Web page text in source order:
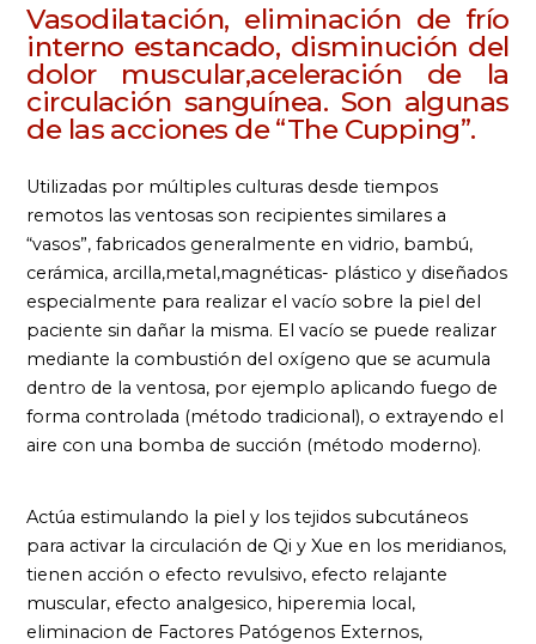
Vasodilatación, eliminación de frío
interno estancado, disminución del
dolor muscular,aceleración de la
circulación sanguínea. Son algunas
de las acciones de “The Cupping”.
Utilizadas por múltiples culturas desde tiempos
remotos las ventosas son recipientes similares a
“vasos”, fabricados generalmente en vidrio, bambú,
cerámica, arcilla,metal,magnéticas- plástico y diseñados
especialmente para realizar el vacío sobre la piel del
paciente sin dañar la misma. El vacío se puede realizar
mediante la combustión del oxígeno que se acumula
dentro de la ventosa, por ejemplo aplicando fuego de
forma controlada (método tradicional), o extrayendo el
aire con una bomba de succión (método moderno).
Actúa estimulando la piel y los tejidos subcutáneos
para activar la circulación de Qi y Xue en los meridianos,
tienen acción o efecto revulsivo, efecto relajante
muscular, efecto analgesico, hiperemia local,
eliminacion de Factores Patógenos Externos,